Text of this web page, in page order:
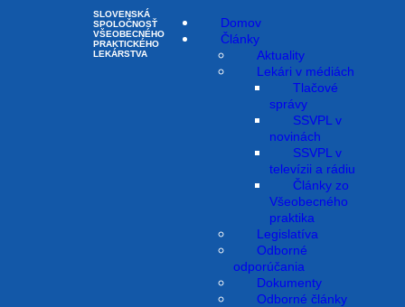
SLOVENSKÁ
SPOLOČNOSŤ
VŠEOBECNÉHO
PRAKTICKÉHO
LEKÁRSTVA
Domov
Články
Aktuality
Lekári v médiách
Tlačové
správy
SSVPL v
novinách
SSVPL v
televízii a rádiu
Články zo
Všeobecného
praktika
Legislatíva
Odborné
odporúčania
Dokumenty
Odborné články
Odporúčanie alebo poverenie
na predpis? Nové legislatívne
zmeny v predpisovaní liekov